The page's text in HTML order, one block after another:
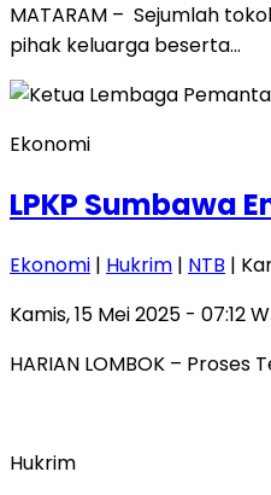
MATARAM – Sejumlah
pihak keluarga beserta…
Ekonomi
LPKP Sumbawa
Ekonomi | Hukrim | NTB |
Kamis, 15 Mei 2025 - 07:12
HARIAN LOMBOK –
Hukrim